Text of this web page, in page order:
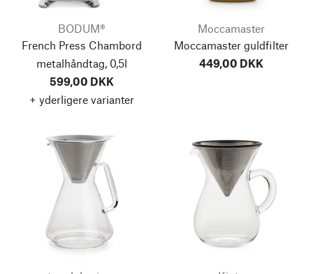
BODUM®
French Press Chambord
metalhåndtag, 0,5l
599,00 DKK
+ yderligere varianter
Moccamaster
Moccamaster guldfilter
449,00 DKK